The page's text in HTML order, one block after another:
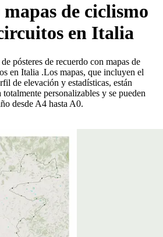
mapas de ciclismo
en Italia
pósteres de recuerdo con mapas de
en Italia .Los mapas, que incluyen el
de elevación y estadísticas, están
personalizables y se pueden
desde A4 hasta A0.